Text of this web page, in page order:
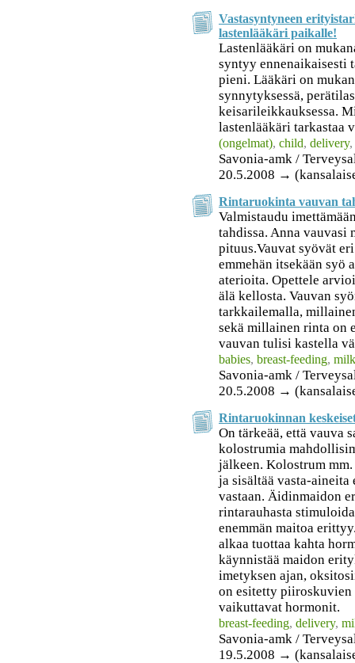
Vastasyntyneen
lastenlääkäri paikalle!
Lastenlääkäri on
syntyy ennenaikaisesti
pieni. Lääkäri on
synnytyksessä,
keisarileikkauksessa.
lastenlääkäri tarkastaa
(ongelmat), child, delivery,
Savonia-amk /
20.5.2008 →
Rintaruokinta vauvan
Valmistaudu
tahdissa. Anna vauvasi
pituus.Vauvat syövät
emmehän itsekään syö
aterioita. Opettele
älä kellosta. Vauvan
tarkkailemalla,
sekä millainen rinta on
vauvan tulisi kastella
babies, breast-feeding,
Savonia-amk /
20.5.2008 →
Rintaruokinnan
On tärkeää, että vauva
kolostrumia
jälkeen. Kolostrum
ja sisältää vasta-
vastaan. Äidinmaidon
rintarauhasta
enemmän maitoa
alkaa tuottaa kahta
käynnistää maidon
imetyksen ajan,
on esitetty piiroskuvien
vaikuttavat hormonit.
breast-feeding, delivery,
Savonia-amk /
19.5.2008 →